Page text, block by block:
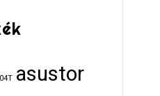
asustor